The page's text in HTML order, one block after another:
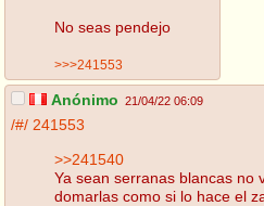
No seas pendejo
>>>241553
Anónimo 21/04/22 06:09
/#/ 241553
>>241540
Ya sean serranas blancas no
domarlas como si lo hace el